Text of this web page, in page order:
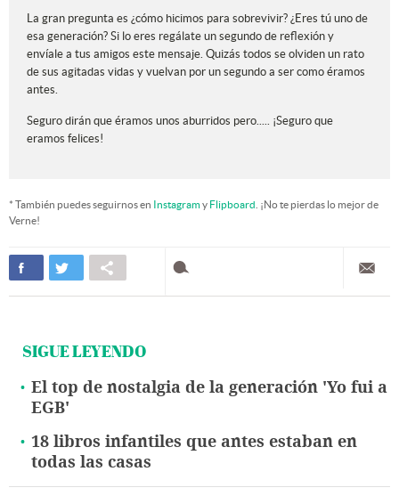
La gran pregunta es ¿cómo hicimos para sobrevivir? ¿Eres tú uno de
esa generación? Si lo eres regálate un segundo de reflexión y
envíale a tus amigos este mensaje. Quizás todos se olviden un rato
de sus agitadas vidas y vuelvan por un segundo a ser como éramos
antes.
Seguro dirán que éramos unos aburridos pero..... ¡Seguro que
eramos felices!
* También puedes seguirnos en Instagramy Flipboard . ¡No te pierdas lo mejor de
Verne!
SIGUE LEYENDO
El top de nostalgia de la generación 'Yo fui a
EGB'
18 libros infantiles que antes estaban en
todas las casas